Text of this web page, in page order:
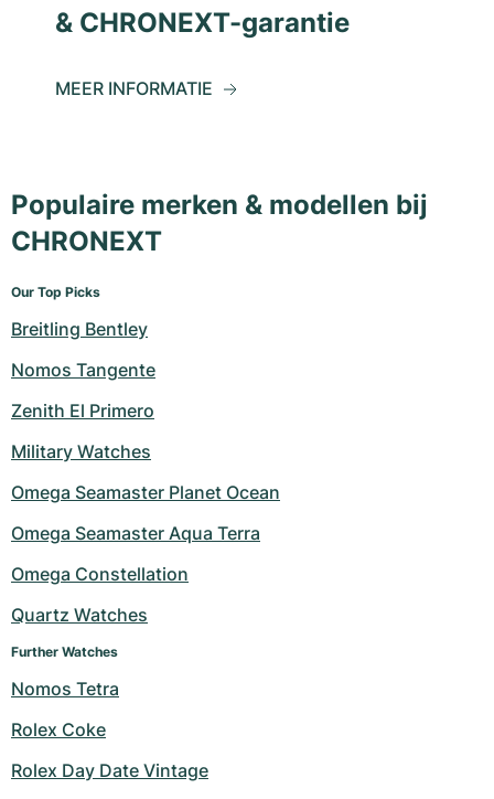
& CHRONEXT-garantie
MEER INFORMATIE
Populaire merken & modellen bij
CHRONEXT
Our Top Picks
Breitling Bentley
Nomos Tangente
Zenith El Primero
Military Watches
Omega Seamaster Planet Ocean
Omega Seamaster Aqua Terra
Omega Constellation
Quartz Watches
Further Watches
Nomos Tetra
Rolex Coke
Rolex Day Date Vintage